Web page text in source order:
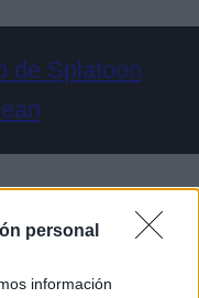
personal
información
de Splatoon